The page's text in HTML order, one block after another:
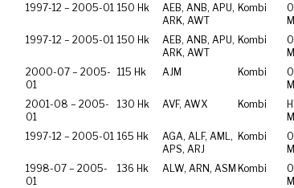
1997-12 – 2005-01 150 Hk
AEB, ANB, APU,
ARK, AWT
Kombi
1997-12 – 2005-01 150 Hk
AEB, ANB, APU,
ARK, AWT
Kombi
2000-07 – 2005-
01
115 Hk AJM Kombi
2001-08 – 2005-
01
130 Hk AVF, AWX Kombi
1997-12 – 2005-01 165 Hk
AGA, ALF, AML,
APS, ARJ
Kombi
1998-07 – 2005-
01
136 Hk ALW, ARN, ASM Kombi